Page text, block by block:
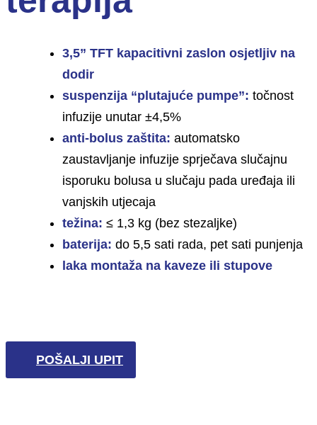
3,5” TFT kapacitivni zaslon osjetljiv na
dodir
suspenzija “plutajuće pumpe”: točnost
infuzije unutar ±4,5%
anti-bolus zaštita: automatsko
zaustavljanje infuzije sprječava slučajnu
isporuku bolusa u slučaju pada uređaja ili
vanjskih utjecaja
težina: ≤ 1,3 kg (bez stezaljke)
baterija: do 5,5 sati rada, pet sati punjenja
laka montaža na kaveze ili stupove
POŠALJI UPIT